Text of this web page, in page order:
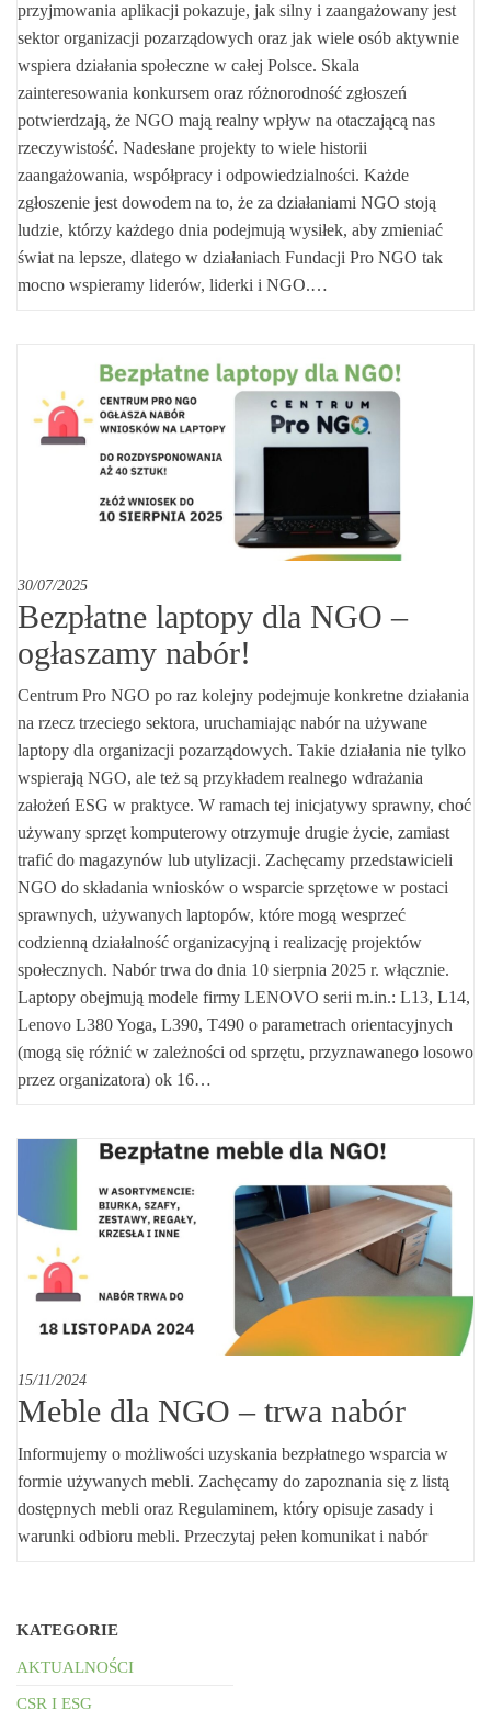
przyjmowania aplikacji pokazuje, jak silny i zaangażowany jest
sektor organizacji pozarządowych oraz jak wiele osób aktywnie
wspiera działania społeczne w całej Polsce. Skala
zainteresowania konkursem oraz różnorodność zgłoszeń
potwierdzają, że NGO mają realny wpływ na otaczającą nas
rzeczywistość. Nadesłane projekty to wiele historii
zaangażowania, współpracy i odpowiedzialności. Każde
zgłoszenie jest dowodem na to, że za działaniami NGO stoją
ludzie, którzy każdego dnia podejmują wysiłek, aby zmieniać
świat na lepsze, dlatego w działaniach Fundacji Pro NGO tak
mocno wspieramy liderów, liderki i NGO.…
30/07/2025
Bezpłatne laptopy dla NGO –
ogłaszamy nabór!
Centrum Pro NGO po raz kolejny podejmuje konkretne działania
na rzecz trzeciego sektora, uruchamiając nabór na używane
laptopy dla organizacji pozarządowych. Takie działania nie tylko
wspierają NGO, ale też są przykładem realnego wdrażania
założeń ESG w praktyce. W ramach tej inicjatywy sprawny, choć
używany sprzęt komputerowy otrzymuje drugie życie, zamiast
trafić do magazynów lub utylizacji. Zachęcamy przedstawicieli
NGO do składania wniosków o wsparcie sprzętowe w postaci
sprawnych, używanych laptopów, które mogą wesprzeć
codzienną działalność organizacyjną i realizację projektów
społecznych. Nabór trwa do dnia 10 sierpnia 2025 r. włącznie.
Laptopy obejmują modele firmy LENOVO serii m.in.: L13, L14,
Lenovo L380 Yoga, L390, T490 o parametrach orientacyjnych
(mogą się różnić w zależności od sprzętu, przyznawanego losowo
przez organizatora) ok 16…
15/11/2024
Meble dla NGO – trwa nabór
Informujemy o możliwości uzyskania bezpłatnego wsparcia w
formie używanych mebli. Zachęcamy do zapoznania się z listą
dostępnych mebli oraz Regulaminem, który opisuje zasady i
warunki odbioru mebli. Przeczytaj pełen komunikat i nabór
KATEGORIE
AKTUALNOŚCI
CSR I ESG